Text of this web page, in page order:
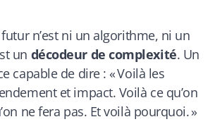
n’est ni un algorithme, ni un
un décodeur de complexité. Un
capable de dire :« Voilà les
et impact. Voilà ce qu’on
ne fera pas. Et voilà pourquoi. »